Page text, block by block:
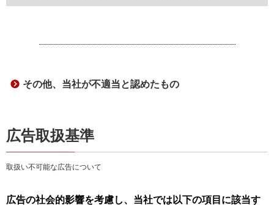
その他、当社が不適当と認めたもの
広告取扱基準
取扱い不可能な広告について
広告の社会的影響を考慮し、当社では以下の項目に該当す